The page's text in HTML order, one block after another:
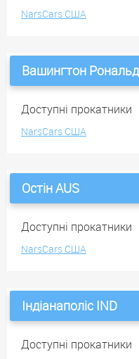
NarsCars США
Вашингтон
Доступні прокатники
NarsCars США
Остін AUS
Доступні прокатники
NarsCars США
Індіанаполіс IND
Доступні прокатники